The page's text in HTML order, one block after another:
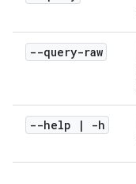
--query-raw
--help | -h